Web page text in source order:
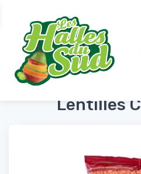
Accueil Épicerie Salée
Lentilles Corail 1kg
Lentilles